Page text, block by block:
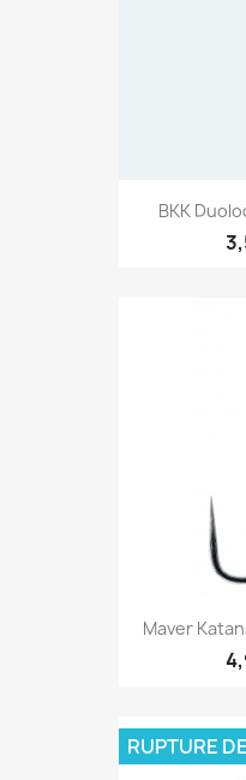
BKK
Maver
RUPTURE